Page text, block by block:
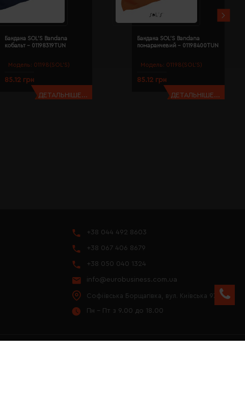
Модель: 01198(SOL’S)
Бандана SOL'S Bandana
кобальт - 01198319TUN
85.12 грн
ДЕТАЛЬНІШЕ...
Модель: 01198(SOL’S)
Бандана SOL'S Bandana
помаранчевий - 01198400TUN
85.12 грн
ДЕТАЛЬНІШЕ...
+38 044 492 8603
+38 067 406 8679
+38 050 040 1324
info@eurobusiness.com.ua
Софіївська Борщагівка, вул. Київська 97
Пн - Пт з 9.00 до 18.00